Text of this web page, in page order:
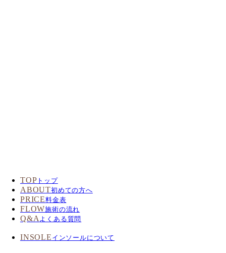
TOP トップ
ABOUT初めての方へ
PRICE料金表
FLOW施術の流れ
Q&A よくある質問
INSOLE インソールについて